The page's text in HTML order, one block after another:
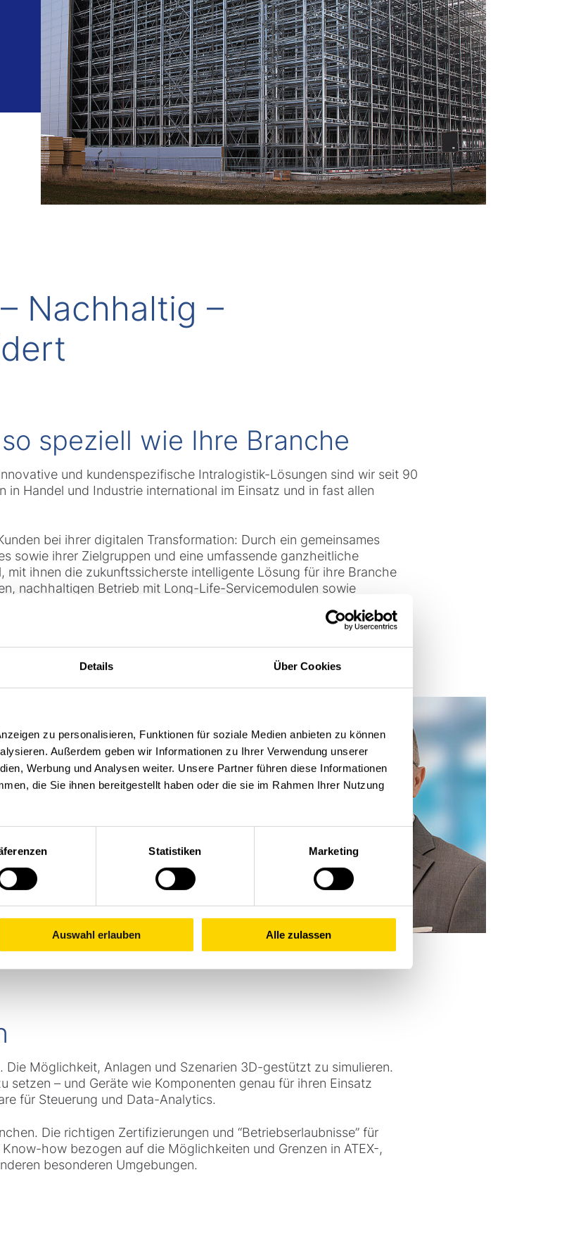
Details Über Cookies
zu personalisieren, Funktionen für soziale Medien anbieten zu können
Außerdem geben wir Informationen zu Ihrer Verwendung unserer
Werbung und Analysen weiter. Unsere Partner führen diese Informationen
die Sie ihnen bereitgestellt haben oder die sie im Rahmen Ihrer Nutzung
Statistiken Marketing
Auswahl erlauben Alle zulassen
Nachhaltig –
speziell wie Ihre Branche
und kundenspezifische Intralogistik-Lösungen sind wir seit 90
in Handel und Industrie international im Einsatz und in fast allen
bei ihrer digitalen Transformation: Durch ein gemeinsames
sowie ihrer Zielgruppen und eine umfassende ganzheitliche
mit ihnen die zukunftssicherste intelligente Lösung für ihre Branche
nachhaltigen Betrieb mit Long-Life-Servicemodulen sowie
zu begleiten.
und realisieren
Kunden:
Nachhaltig.
Möglichkeit, Anlagen und Szenarien 3D-gestützt zu simulieren.
setzen – und Geräte wie Komponenten genau für ihren Einsatz
für Steuerung und Data-Analytics.
Die richtigen Zertifizierungen und “Betriebserlaubnisse” für
how bezogen auf die Möglichkeiten und Grenzen in ATEX-,
besonderen Umgebungen.